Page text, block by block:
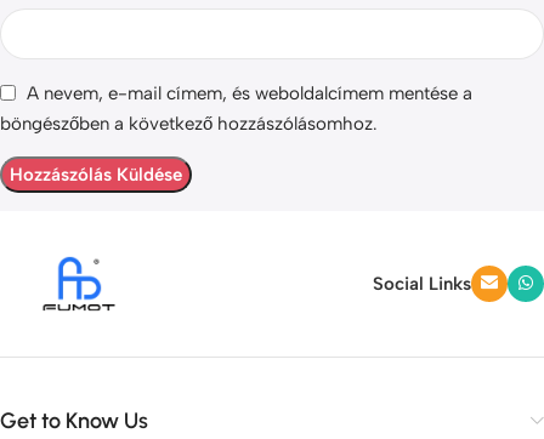
A nevem, e-mail címem, és weboldalcímem mentése a
böngészőben a következő hozzászólásomhoz.
Social Links
Get to Know Us